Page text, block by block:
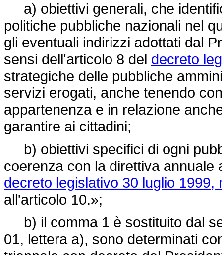
a) obiettivi generali, che
politiche pubbliche nazionali nel
gli eventuali indirizzi adottati dal
sensi dell'articolo 8 del decreto
strategiche delle pubbliche
servizi erogati, anche tenendo
appartenenza e in relazione
garantire ai cittadini;
b) obiettivi specifici di ogni
coerenza con la direttiva annuale
decreto legislativo 30 luglio 1999,
all'articolo 10.»;
b) il comma 1 è sostituito dal
01, lettera a), sono determinati